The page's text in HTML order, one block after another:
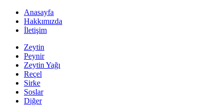
Anasayfa
Hakkımızda
İletişim
Zeytin
Peynir
Zeytin Yağı
Reçel
Sirke
Soslar
Diğer